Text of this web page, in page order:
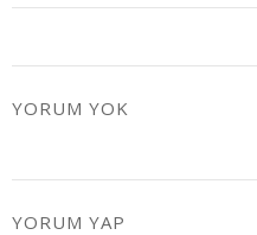
YORUM YOK
YORUM YAP